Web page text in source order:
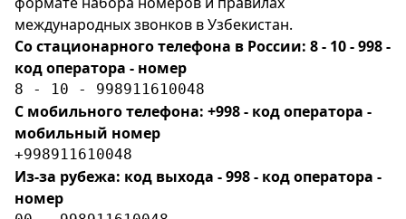
международных звонков в Узбекистан.
Со стационарного телефона в России: 8 - 10 - 998 -
код оператора - номер
8 - 10 - 998911610048
С мобильного телефона: +998 - код оператора -
мобильный номер
+998911610048
Из-за рубежа: код выхода - 998 - код оператора -
номер